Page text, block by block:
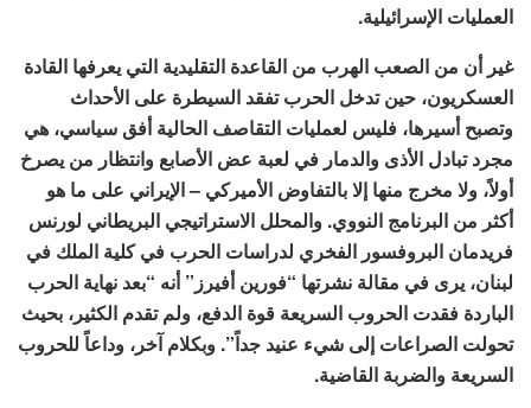
العمليات الإسرائيلية.
غير أن من الصعب الهرب من القاعدة التقليدية التي يعرفها القادة
العسكريون، حين تدخل الحرب تفقد السيطرة على الأحداث
وتصبح أسيرها، فليس لعمليات التقاصف الحالية أفق سياسي، هي
مجرد تبادل الأذى والدمار في لعبة عض الأصابع وانتظار من يصرخ
أولاً، ولا مخرج منها إلا بالتفاوض الأميركي – الإيراني على ما هو
أكثر من البرنامج النووي. والمحلل الاستراتيجي البريطاني لورنس
فريدمان البروفسور الفخري لدراسات الحرب في كلية الملك في
لبنان، يرى في مقالة نشرتها “فورين أفيرز” أنه “بعد نهاية الحرب
الباردة فقدت الحروب السريعة قوة الدفع، ولم تقدم الكثير، بحيث
تحولت الصراعات إلى شيء عنيد جداً”. وبكلام آخر، وداعاً للحروب
السريعة والضربة القاضية.